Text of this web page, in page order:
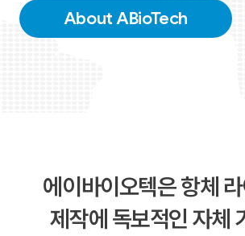
About ABioTech
에이바이오텍은 항체
제작에 독보적인 자체